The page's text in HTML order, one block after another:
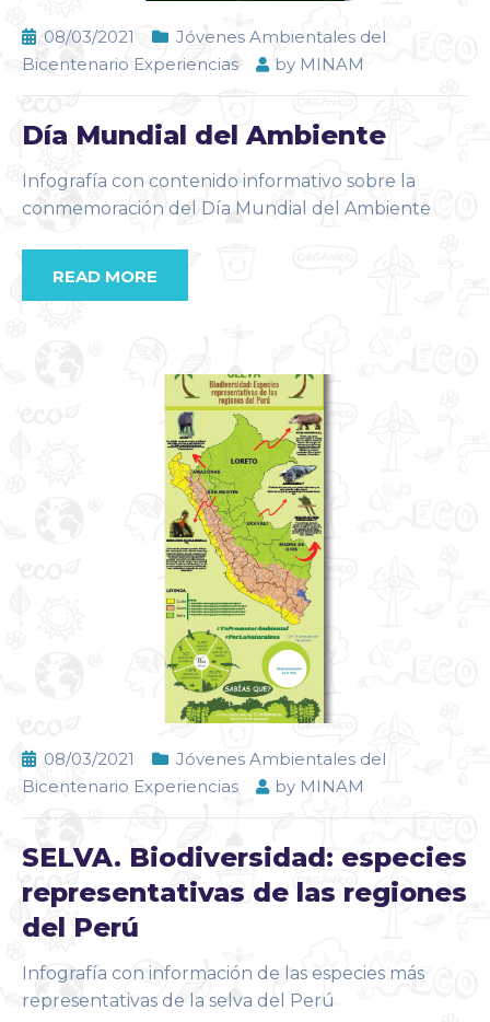
08/03/2021
Jóvenes Ambientales del
Bicentenario Experiencias
by MINAM
Día Mundial del Ambiente
Infografía con contenido informativo sobre la
conmemoración del Día Mundial del Ambiente
READ MORE
08/03/2021
Jóvenes Ambientales del
Bicentenario Experiencias
by MINAM
SELVA. Biodiversidad: especies
representativas de las regiones
del Perú
Infografía con información de las especies más
representativas de la selva del Perú